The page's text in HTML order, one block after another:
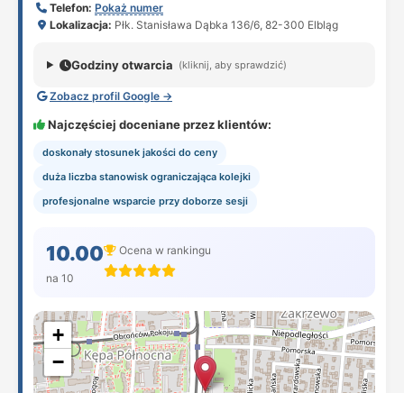
Telefon: Pokaż numer
Lokalizacja: Płk. Stanisława Dąbka 136/6, 82-300 Elbląg
Godziny otwarcia (kliknij, aby sprawdzić)
Zobacz profil Google →
Najczęściej doceniane przez klientów:
doskonały stosunek jakości do ceny
duża liczba stanowisk ograniczająca kolejki
profesjonalne wsparcie przy doborze sesji
10.00
na 10
Ocena w rankingu
+
−